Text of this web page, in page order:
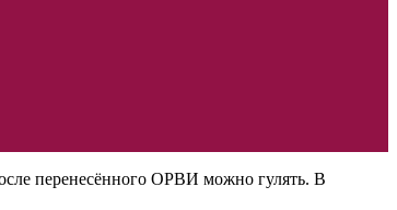
перенесённого ОРВИ можно гулять. В